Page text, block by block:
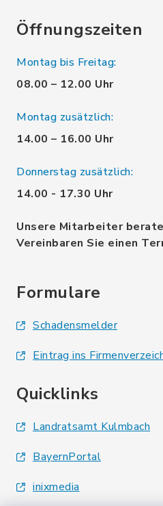
Öffnungszeiten
Montag bis Freitag:
08.00 – 12.00 Uhr
Montag zusätzlich:
14.00 – 16.00 Uhr
Donnerstag zusätzlich:
14.00 - 17.30 Uhr
Unsere Mitarbeiter
Vereinbaren Sie einen
Formulare
Schadensmelder
Eintrag ins
Quicklinks
Landratsamt Kulmbach
BayernPortal
inixmedia